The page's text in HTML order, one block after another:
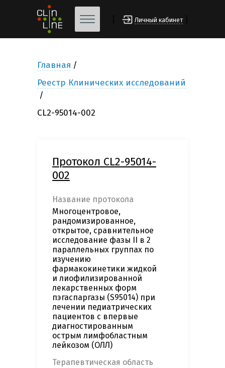
Личный кабинет
Главная
Реестр Клинических исследований
CL2-95014-002
Протокол CL2-95014-
002
Название протокола
Многоцентровое,
рандомизированное,
открытое, сравнительное
исследование фазы II в 2
параллельных группах по
изучению
фармакокинетики жидкой
и лиофилизированной
лекарственных форм
пэгаспаргазы (S95014) при
лечении педиатрических
пациентов с впервые
диагностированным
острым лимфобластным
лейкозом (ОЛЛ)
Терапевтическая область